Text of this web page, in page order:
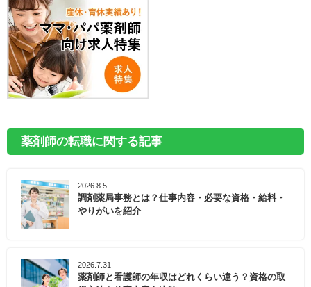
薬剤師の転職に関する記事
2026.8.5
調剤薬局事務とは？仕事内容・必要な資格・給料・
やりがいを紹介
2026.7.31
薬剤師と看護師の年収はどれくらい違う？資格の取